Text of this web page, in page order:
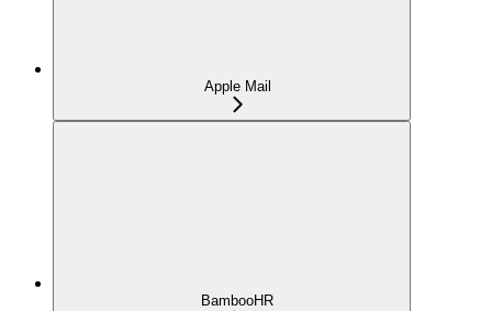
Apple Mail
BambooHR